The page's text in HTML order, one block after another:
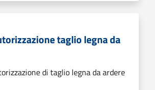
taglio legna da
di taglio legna da ardere